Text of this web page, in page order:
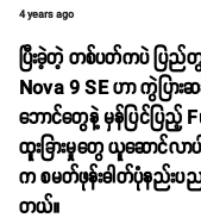
4 years ago
ပြီးခဲ့တဲ့ တစ်ပတ်ကပဲ ပြည်
Nova 9 SE ဟာ ကွဲပြား
ဘောင်တွေနဲ့ မှန်ပြင်ပြည့်
ထူးခြားမှုတွေ ယူဆောင်လ
က စမတ်ဖုန်းဓါတ်ပုံနည်းပည
တယ်။